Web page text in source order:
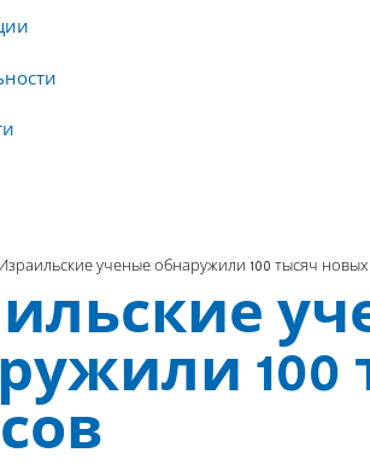
Израильские ученые обнаружили 100 тысяч
100